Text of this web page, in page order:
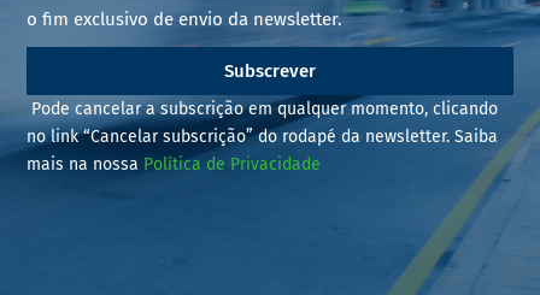
o fim exclusivo de envio da newsletter.
Subscrever
Pode cancelar a subscrição em qualquer momento, clicando
no link “Cancelar subscrição” do rodapé da newsletter. Saiba
mais na nossa Política de Privacidade